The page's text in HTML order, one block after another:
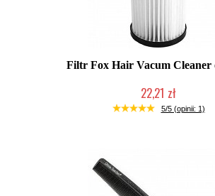
Filtr Fox Hair Vacum Cleaner
22,21 zł
Duża ilość (wysyłka w 24h)
5/5 (opinii: 1)